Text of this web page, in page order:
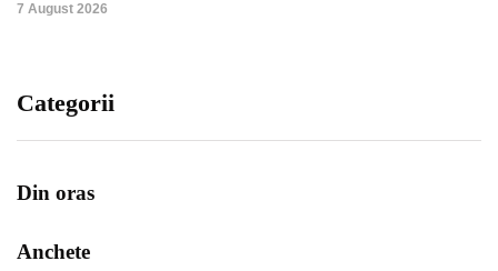
7 August 2026
Categorii
Din oras
Anchete